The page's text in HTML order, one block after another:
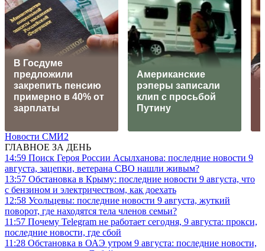
В Госдуме
предложили
закрепить пенсию
примерно в 40% от
зарплаты
Американские
рэперы записали
клип с просьбой
Путину
Новости СМИ2
ГЛАВНОЕ ЗА ДЕНЬ
14:59 Поиск Героя России Асылханова: последние новости 9
августа, зацепки, ветерана СВО нашли живым?
13:57 Обстановка в Крыму: последние новости 9 августа, что
с бензином и электричеством, как доехать
12:58 Усольцевы: последние новости 9 августа, жуткий
поворот, где находятся тела членов семьи?
11:57 Почему Telegram не работает сегодня, 9 августа: прокси,
последние новости, где сбой
11:28 Обстановка в ОАЭ утром 9 августа: последние новости,